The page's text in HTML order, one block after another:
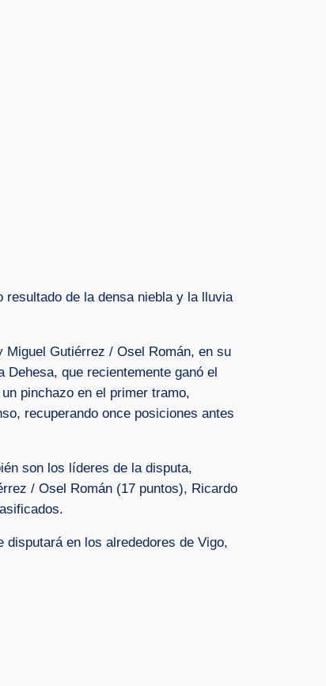
resultado de la densa niebla y la lluvia
Miguel Gutiérrez / Osel Román, en su
que recientemente ganó el
pinchazo en el primer tramo,
recuperando once posiciones antes
son los líderes de la disputa,
/ Osel Román (17 puntos), Ricardo
en los alrededores de Vigo,